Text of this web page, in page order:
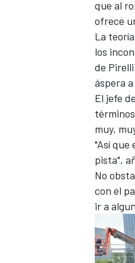
que al
ofrece
La
los
de
áspera
El jefe
muy,
"Así que
pista",
No
con el
ir a